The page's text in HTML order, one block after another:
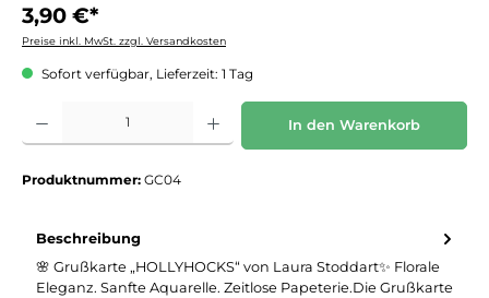
3,90 €*
Preise inkl. MwSt. zzgl. Versandkosten
Sofort verfügbar, Lieferzeit: 1 Tag
Produkt Anzahl: Gib den gewünschten Wert ein oder benutze die Schaltflächen um
In den Warenkorb
Produktnummer: GC04
Beschreibung
🌸 Grußkarte „HOLLYHOCKS“ von Laura Stoddart✨ Florale
Eleganz. Sanfte Aquarelle. Zeitlose Papeterie.Die Grußkarte